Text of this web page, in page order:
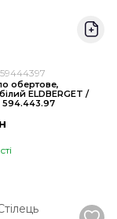
обертове,
ELDBERGET /
594.443.97